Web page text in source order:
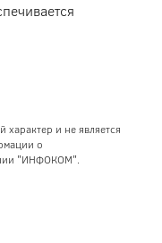
и не является
о
"ИНФОКОМ".